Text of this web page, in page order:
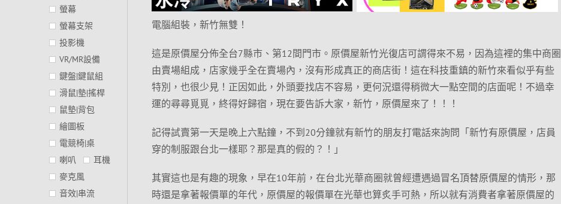
電腦組裝，新竹無雙！
這是原價屋分佈全台7縣市、第12間門市。原價屋新竹光復店可謂得來不易，因為這裡的集中商圈
由賣場組成，店家幾乎全在賣場內，沒有形成真正的商店街！這在科技重鎮的新竹來看似乎有些
特別，也很少見！正因如此，外頭要找店不容易，更何況還得稍微大一點空間的店面呢！不過幸
運的尋尋覓覓，終得好歸宿，現在要告訴大家，新竹，原價屋來了！！！
記得試賣第一天是晚上六點鐘，不到20分鐘就有新竹的朋友打電話來詢問「新竹有原價屋，店員
穿的制服跟台北一樣耶？那是真的假的？！」
其實這也是有趣的現象，早在10年前，在台北光華商圈就曾經遭遇過冒名頂替原價屋的情形，那
時還是拿著報價單的年代，原價屋的報價單在光華也算炙手可熱，所以就有消費者拿著原價屋的
螢幕
螢幕支架
投影機
VR/MR設備
鍵盤|鍵鼠組
滑鼠|墊|搖桿
鼠墊|背包
繪圖板
電競椅|桌
喇叭
耳機
麥克風
音效|串流